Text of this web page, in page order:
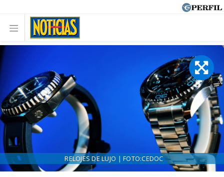
RELOJES DE LUJO | FOTO:CEDOC